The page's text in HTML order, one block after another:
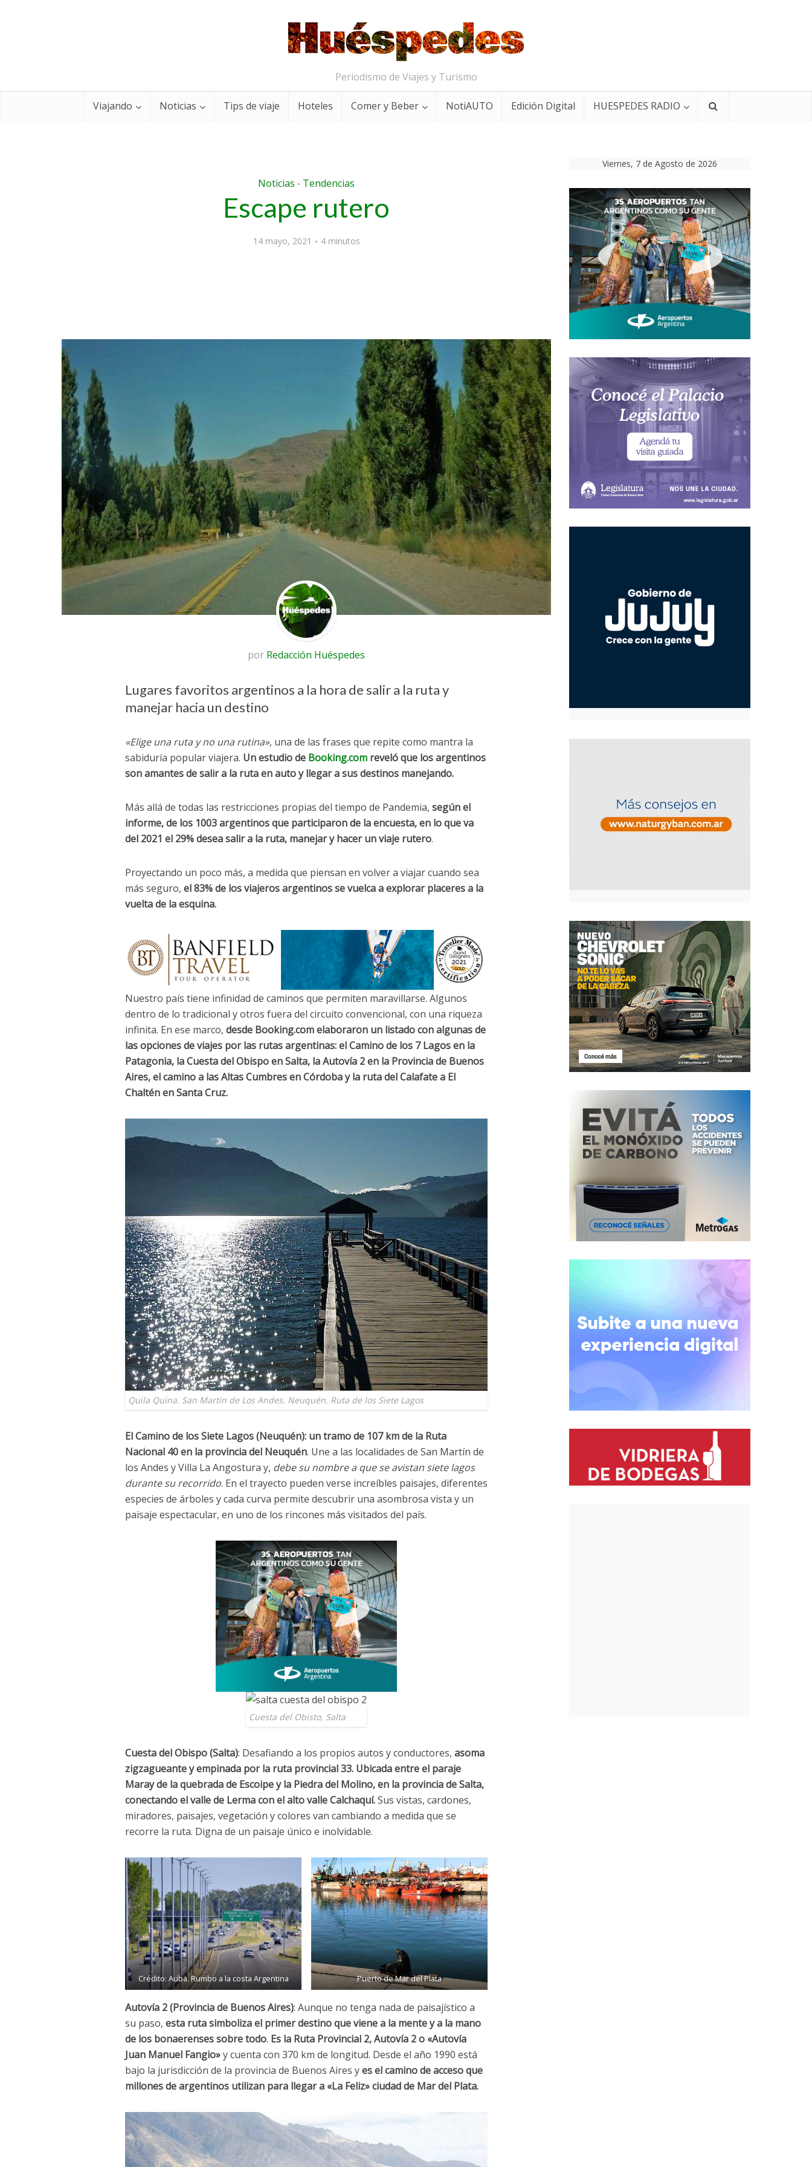
Periodismo de Viajes y Turismo
Viajando Noticias Tips de viaje Hoteles Comer y Beber NotiAUTO Edición Digital HUESPEDES RADIO
Noticias • Tendencias
Escape rutero
14 mayo, 2021 4 minutos
por Redacción Huéspedes
Lugares favoritos argentinos a la hora de salir a la ruta y
manejar hacia un destino
«Elige una ruta y no una rutina», una de las frases que repite como mantra la
sabiduría popular viajera. Un estudio de Booking.com reveló que los argentinos
son amantes de salir a la ruta en auto y llegar a sus destinos manejando.
Más allá de todas las restricciones propias del tiempo de Pandemia, según el
informe, de los 1003 argentinos que participaron de la encuesta, en lo que va
del 2021 el 29% desea salir a la ruta, manejar y hacer un viaje rutero.
Proyectando un poco más, a medida que piensan en volver a viajar cuando sea
más seguro, el 83% de los viajeros argentinos se vuelca a explorar placeres a la
vuelta de la esquina.
Nuestro país tiene infinidad de caminos que permiten maravillarse. Algunos
dentro de lo tradicional y otros fuera del circuito convencional, con una riqueza
infinita. En ese marco, desde Booking.com elaboraron un listado con algunas de
las opciones de viajes por las rutas argentinas: el Camino de los 7 Lagos en la
Patagonia, la Cuesta del Obispo en Salta, la Autovía 2 en la Provincia de Buenos
Aires, el camino a las Altas Cumbres en Córdoba y la ruta del Calafate a El
Chaltén en Santa Cruz.
Quila Quina. San Martín de Los Andes. Neuquén. Ruta de los Siete Lagos
El Camino de los Siete Lagos (Neuquén): un tramo de 107 km de la Ruta
Nacional 40 en la provincia del Neuquén. Une a las localidades de San Martín de
los Andes y Villa La Angostura y, debe su nombre a que se avistan siete lagos
durante su recorrido. En el trayecto pueden verse increíbles paisajes, diferentes
especies de árboles y cada curva permite descubrir una asombrosa vista y un
paisaje espectacular, en uno de los rincones más visitados del país.
Cuesta del Obisto, Salta
Cuesta del Obispo (Salta): Desafiando a los propios autos y conductores, asoma
zigzagueante y empinada por la ruta provincial 33. Ubicada entre el paraje
Maray de la quebrada de Escoipe y la Piedra del Molino, en la provincia de Salta,
conectando el valle de Lerma con el alto valle Calchaquí.Sus vistas, cardones,
miradores, paisajes, vegetación y colores van cambiando a medida que se
recorre la ruta. Digna de un paisaje único e inolvidable.
Crédito: Auba. Rumbo a la costa Argentina Puerto de Mar del Plata
Autovía 2 (Provincia de Buenos Aires): Aunque no tenga nada de paisajístico a
su paso, esta ruta simboliza el primer destino que viene a la mente y a la mano
de los bonaerenses sobre todo. Es la Ruta Provincial 2, Autovía 2 o «Autovía
Juan Manuel Fangio»y cuenta con 370 km de longitud. Desde el año 1990 está
bajo la jurisdicción de la provincia de Buenos Aires yes el camino de acceso que
millones de argentinos utilizan para llegar a «La Feliz» ciudad de Mar del Plata.
Viernes, 7 de Agosto de 2026